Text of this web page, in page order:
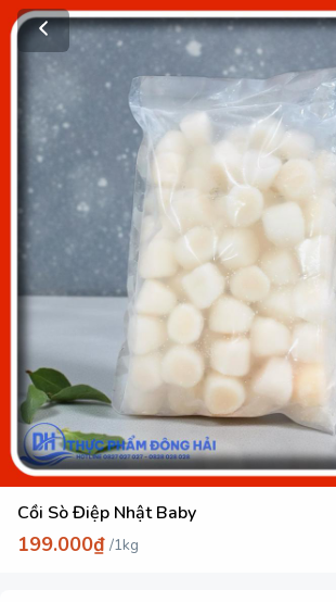
Cồi Sò Điệp Nhật Baby
199.000₫ /1kg